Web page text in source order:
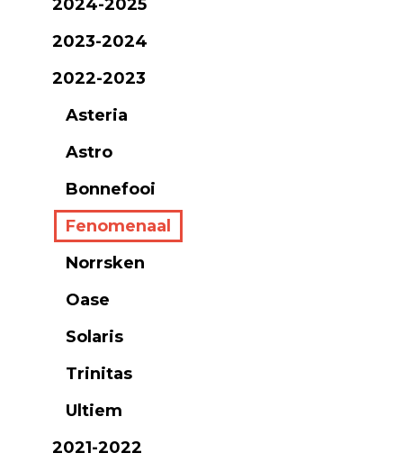
2024-2025
2023-2024
2022-2023
Asteria
Astro
Bonnefooi
Fenomenaal
Norrsken
Oase
Solaris
Trinitas
Ultiem
2021-2022